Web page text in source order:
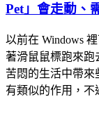
Pet」會走動、
以前在 Windows
著滑鼠鼠標跑來跑
苦悶的生活中帶來
有類似的作用，